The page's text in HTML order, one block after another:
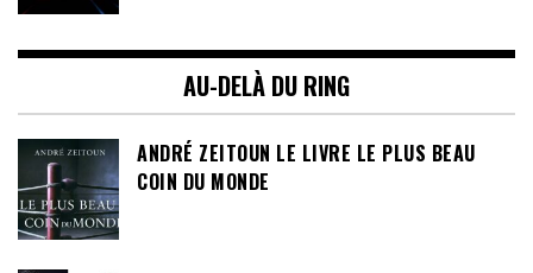
AU-DELÀ DU RING
ANDRÉ ZEITOUN LE LIVRE LE PLUS BEAU
COIN DU MONDE